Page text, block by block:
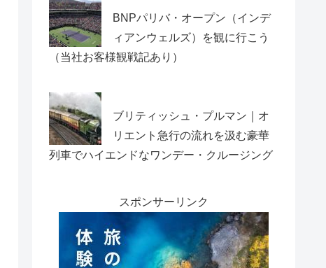
BNPパリバ・オープン（インデ
ィアンウェルズ）を観に行こう
（当社お客様観戦記あり）
ブリティッシュ・プルマン｜オ
リエント急行の流れを汲む豪華
列車でハイエンドなワンデー・クルージング
スポンサーリンク